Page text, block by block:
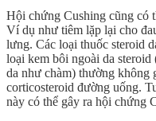
Hội chứng Cushing cũng có
Ví dụ như tiêm lặp lại cho
lưng. Các loại thuốc steroid
loại kem bôi ngoài da
da như chàm) thường không
corticosteroid đường uống.
này có thể gây ra hội chứng